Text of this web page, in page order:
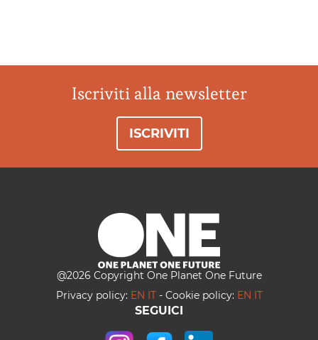
Iscriviti alla newsletter
ISCRIVITI
@2026 Copyright One Planet One Future
Privacy policy: EN IT- Cookie policy: EN IT
SEGUICI